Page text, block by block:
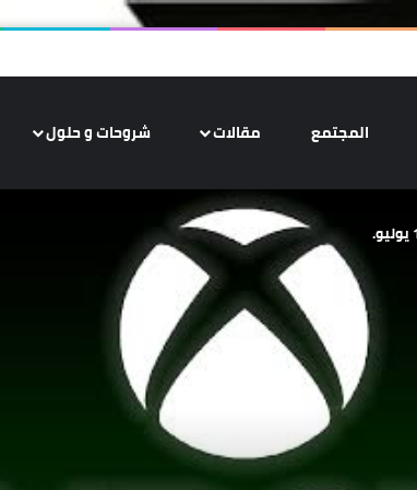
المجتمع مقالات شروحات و حلول